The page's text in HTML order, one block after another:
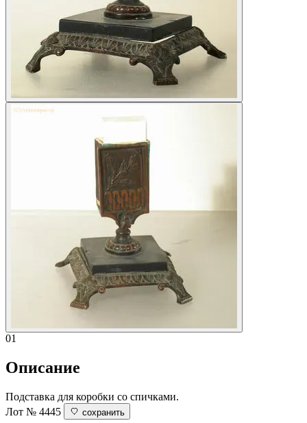
01
Описание
Подставка для коробки со спичками.
Лот № 4445
сохранить